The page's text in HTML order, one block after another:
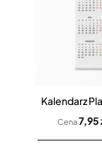
Kalendarz
Cena7,95